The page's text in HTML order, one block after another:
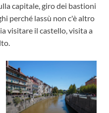
capitale, giro dei bastioni
perché lassù non c'è altro
visitare il castello, visita a